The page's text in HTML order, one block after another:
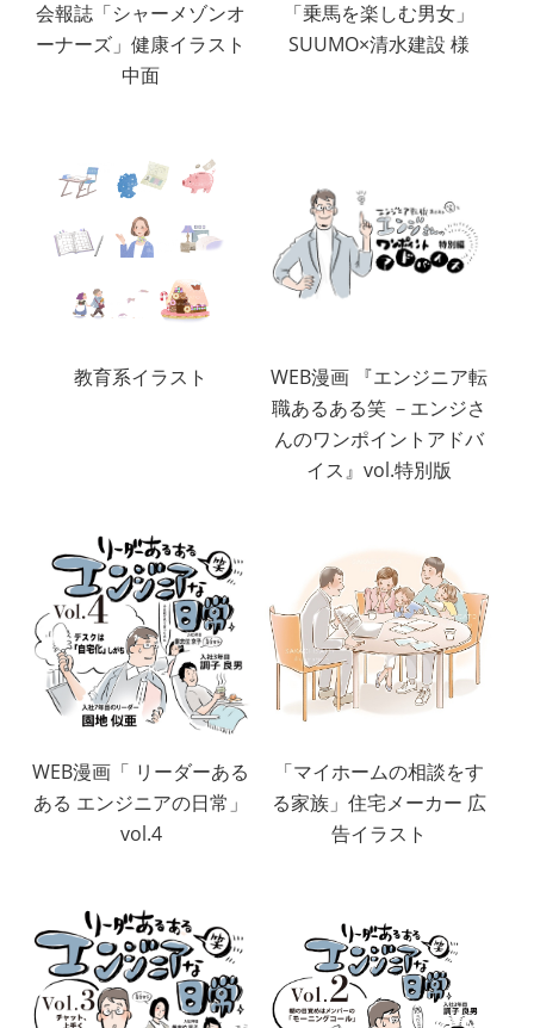
会報誌「シャーメゾンオ
ーナーズ」健康イラスト
中面
「乗馬を楽しむ男女」
SUUMO×清水建設 様
教育系イラスト
WEB漫画 『エンジニア転
職あるある笑 －エンジさ
んのワンポイントアドバ
イス』vol.特別版
WEB漫画「 リーダーある
ある エンジニアの日常」
vol.4
「マイホームの相談をす
る家族」住宅メーカー 広
告イラスト